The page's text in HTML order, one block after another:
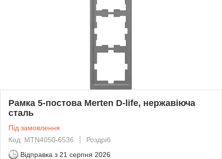
Рамка 5-постова Merten D-life, нержавіюча
сталь
Під замовлення
Код: MTN4050-6536
Роздріб
Відправка з 21 серпня 2026